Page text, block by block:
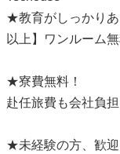
★教育がしっかりあ
以上】ワンルーム
★寮費無料！
赴任旅費も会社負
★未経験の方、歓迎